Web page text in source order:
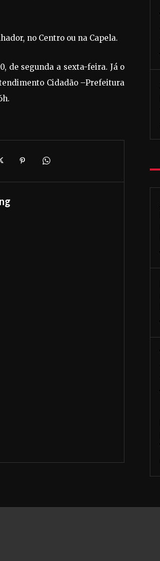
no Centro ou na Capela.
de segunda a sexta-feira. Já o
Cidadão –Prefeitura